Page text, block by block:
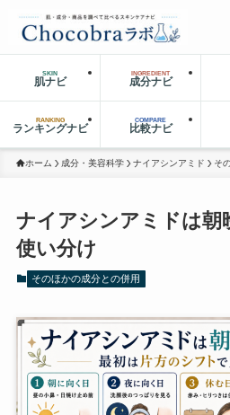
SKIN
肌ナビ
INGREDIENT
成分ナビ
RANKING
ランキングナビ
COMPARE
比較ナビ
ホーム 成分・美容科学 ナイアシンアミド そ
ナイアシンアミドは朝
使い分け
そのほかの成分との併用